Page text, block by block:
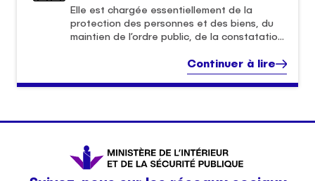
Elle est chargée essentiellement de la
protection des personnes et des biens, du
maintien de l’ordre public, de la constatation
l’assistance aux autorités administratives et
diplomatiques et de la gestion de la mobilité
urbaine, entre autres missions.
Continuer à lire